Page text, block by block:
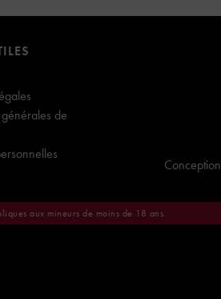
de
Conception
aux mineurs de moins de 18 ans.